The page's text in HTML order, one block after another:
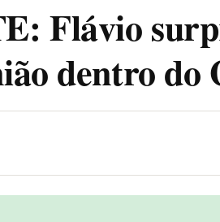
Flávio
dentro do